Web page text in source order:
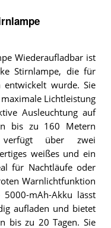
Wiederaufladbar ist
Stirnlampe, die für
entwickelt wurde. Sie
Lichtleistung
Ausleuchtung auf
bis zu 160 Metern
verfügt über zwei
weißes und ein
für Nachtläufe oder
Warnlichtfunktion
mAh-Akku lässt
aufladen und bietet
bis zu 20 Tagen. Sie